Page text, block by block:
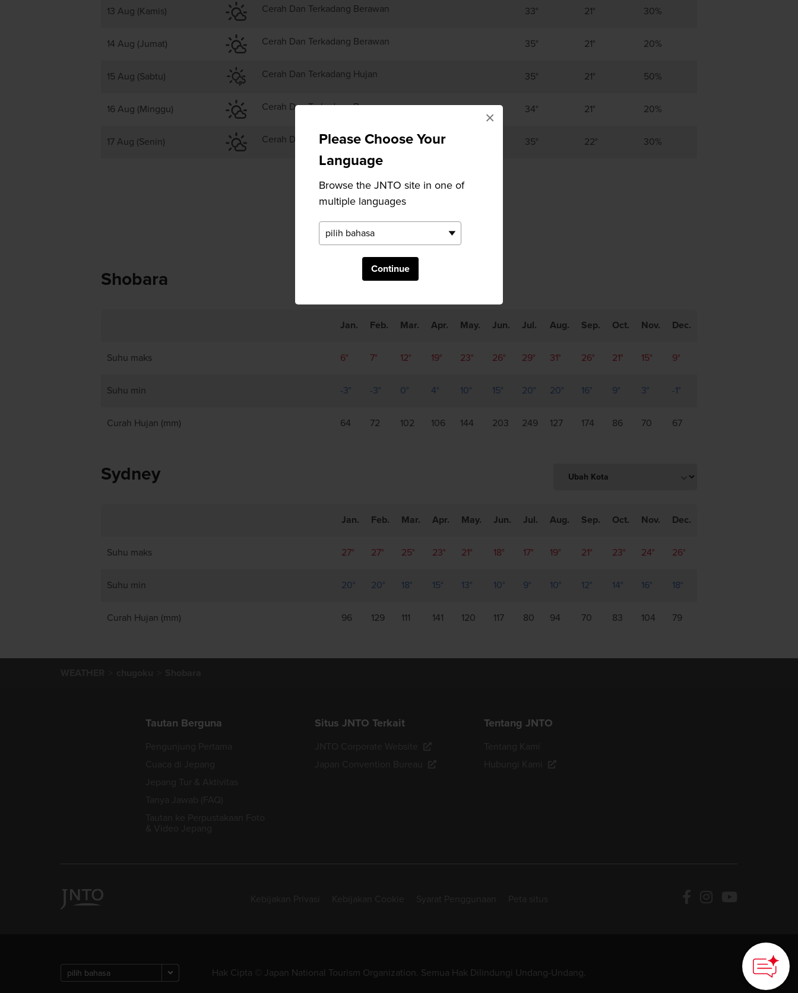
Please Choose Your
Language
Browse the JNTO site in one of
multiple languages
Continue
×
13 Aug (Kamis) Cerah Dan Terkadang Berawan 33° 21° 30%
14 Aug (Jumat) Cerah Dan Terkadang Berawan 35° 21° 20%
15 Aug (Sabtu) Cerah Dan Terkadang Hujan 35° 21° 50%
16 Aug (Minggu) Cerah Dan Terkadang Berawan 34° 21° 20%
17 Aug (Senin) Cerah Dan Terkadang Berawan 35° 22° 30%
Tren Bulanan
Shobara
Jan. Feb. Mar. Apr. May. Jun. Jul. Aug. Sep. Oct. Nov. Dec.
Suhu maks 6° 7° 12° 19° 23° 26° 29° 31° 26° 21° 15° 9°
Suhu min -3° -3° 0° 4° 10° 15° 20° 20° 16° 9° 3° -1°
Curah Hujan (mm) 64 72 102 106 144 203 249 127 174 86 70 67
Sydney
Jan. Feb. Mar. Apr. May. Jun. Jul. Aug. Sep. Oct. Nov. Dec.
Suhu maks 27° 27° 25° 23° 21° 18° 17° 19° 21° 23° 24° 26°
Suhu min 20° 20° 18° 15° 13° 10° 9° 10° 12° 14° 16° 18°
Curah Hujan (mm) 96 129 111 141 120 117 80 94 70 83 104 79
Tautan Berguna Situs JNTO Terkait Tentang JNTO
Hak Cipta © Japan National Tourism Organization. Semua Hak Dilindungi Undang-Undang.